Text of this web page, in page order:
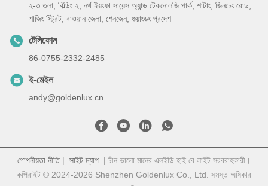
২-৩ তলা, বিল্ডিং ২, নর্থ ইয়ংফা সায়েন্স অ্যান্ড টেকনোলজি পার্ক, শাটাং, জিনচেং রোড,
শাজিং স্ট্রিট, বাওয়ান জেলা, শেনজেন, গুয়াংডং প্রদেশ
টেলিফোন
86-0755-2332-2485
ই-মেইল
andy@goldenlux.cn
গোপনীয়তা নীতি| সাইট ম্যাপ | চীন ভালো মানের এলইডি হাই বে লাইট সরবরাহকারী।
কপিরাইট © 2024-2026 Shenzhen Goldenlux Co., Ltd. সমস্ত অধিকার